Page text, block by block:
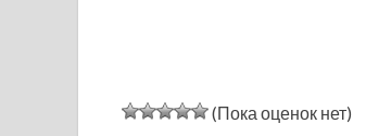
(Пока оценок нет)